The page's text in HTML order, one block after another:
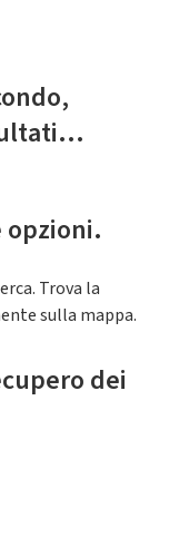
opzioni.
Trova la
sulla mappa.
dei